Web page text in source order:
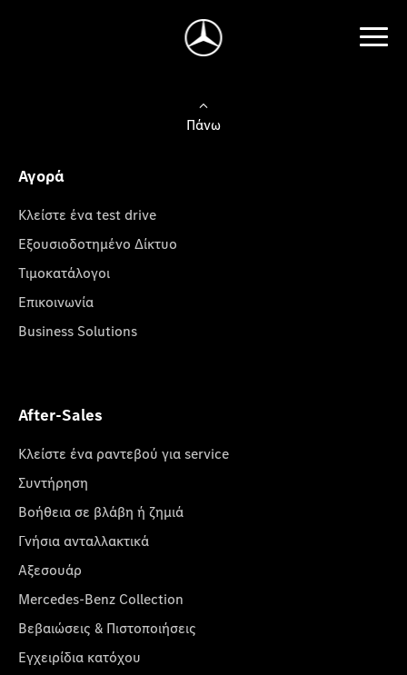
Πάνω
Αγορά
Κλείστε ένα test drive
Εξουσιοδοτημένο Δίκτυο
Τιμοκατάλογοι
Επικοινωνία
Business Solutions
After-Sales
Κλείστε ένα ραντεβού για service
Συντήρηση
Βοήθεια σε βλάβη ή ζημιά
Γνήσια ανταλλακτικά
Αξεσουάρ
Mercedes-Benz Collection
Βεβαιώσεις & Πιστοποιήσεις
Εγχειρίδια κατόχου